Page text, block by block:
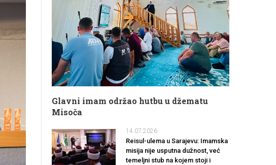
Glavni imam održao hutbu u džematu
Misoča
14.07.2026
Reisul-ulema u Sarajevu: Imamska
misija nije usputna dužnost, već
temeljni stub na kojem stoji i